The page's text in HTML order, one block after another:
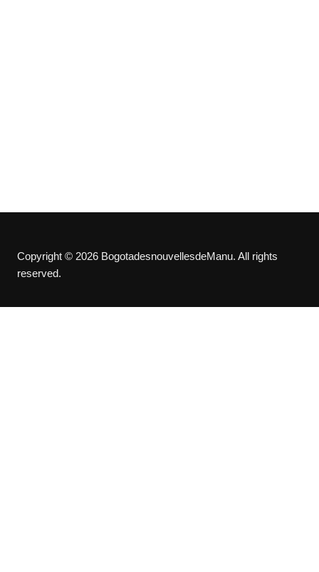
Copyright © 2026 BogotadesnouvellesdeManu. All rights
reserved.